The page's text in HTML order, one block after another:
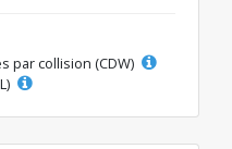
par collision (CDW)